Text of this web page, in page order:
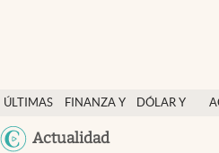
ÚLTIMAS
NOTICIAS
FINANZA Y
DÓLAR Y
Actualidad
Salud y nutrición
Vida espiritual